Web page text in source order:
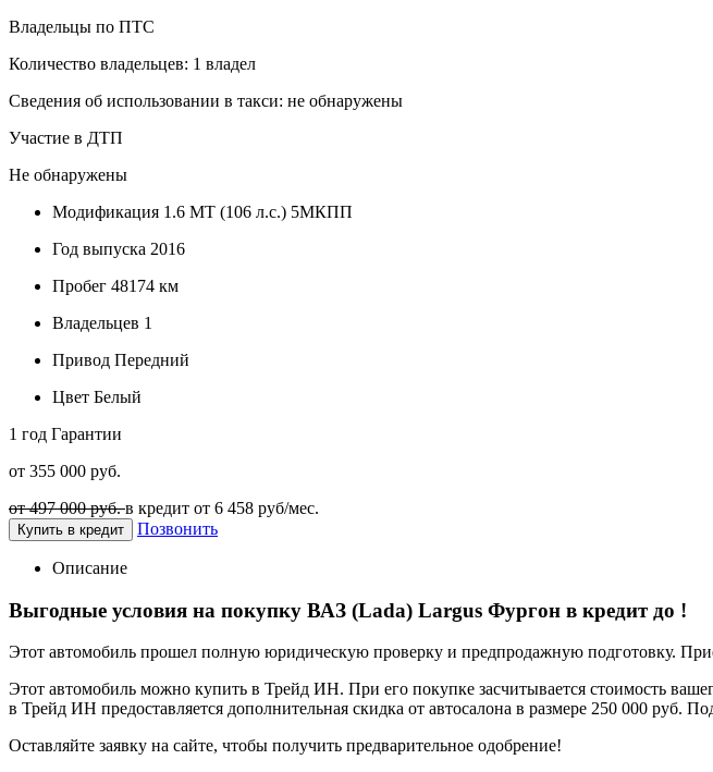
Владельцы по ПТС
Количество владельцев: 1 владел
Сведения об использовании в такси: не обнаружены
Участие в ДТП
Не обнаружены
Модификация 1.6 MT (106 л.с.) 5МКПП
Год выпуска 2016
Пробег 48174 км
Владельцев 1
Привод Передний
Цвет Белый
1 год Гарантии
от 355 000 руб.
от 497 000 руб.в кредит от 6 458 руб/мес.
Купить в кредит Позвонить
Описание
Выгодные условия на покупку ВАЗ (Lada) Largus Фургон в кредит до !
Этот автомобиль прошел полную юридическую проверку и предпродажную подготовку.
Этот автомобиль можно купить в Трейд ИН. При его покупке засчитывается стоимость
в Трейд ИН предоставляется дополнительная скидка от автосалона в размере 250 000 руб.
Оставляйте заявку на сайте, чтобы получить предварительное одобрение!